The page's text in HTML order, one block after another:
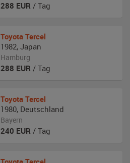
288 EUR / Tag
Toyota Tercel
1982, Japan
Hamburg
288 EUR / Tag
Toyota Tercel
1980, Deutschland
Bayern
240 EUR / Tag